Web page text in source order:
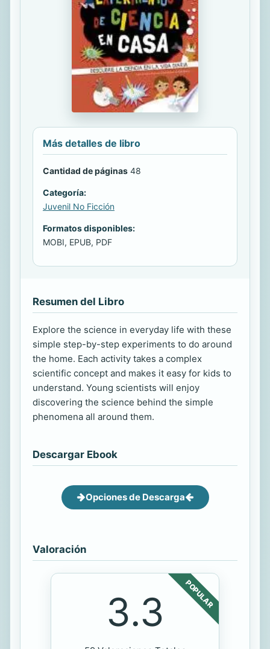
Más detalles de libro
Cantidad de páginas 48
Categoría:
Juvenil No Ficción
Formatos disponibles:
MOBI, EPUB, PDF
Resumen del Libro
Explore the science in everyday life with these
simple step-by-step experiments to do around
the home. Each activity takes a complex
scientific concept and makes it easy for kids to
understand. Young scientists will enjoy
discovering the science behind the simple
phenomena all around them.
Descargar Ebook
Opciones de Descarga
Valoración
POPULAR
3.3